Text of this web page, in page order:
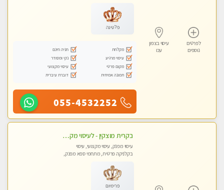
לפרטים
נוספים
עיסוי בצפון
עכו
פלטינה
מקלחת
חניה חינם
עיסוי מרגיע
נקי ומסודר
מקום פרטי
עיסוי מקצועי
תמונה אמיתית
דוברת עיברית
055-4532252
בקרית מוצקין - לעיסוי מקצועי ואיכותי מומלץ מאוד!! מעסה פרטית בוא ותבין מזה עיסוי … ❤️ ללא מין !!
עיסוי מפנק, עיסוי מקצועי, עיסוי
בקלניקה פרטית, מתחמי ספא מפנק,
פרימיום